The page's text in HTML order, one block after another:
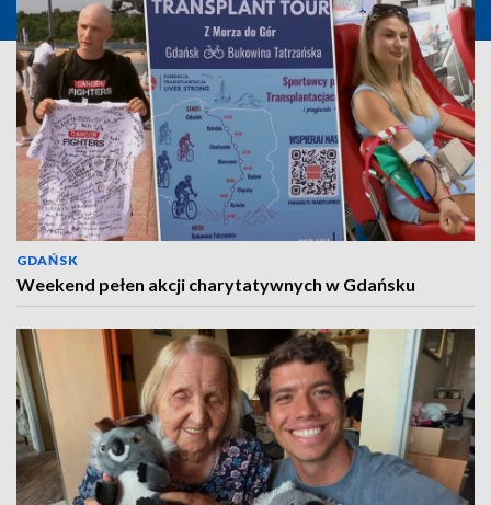
GDAŃSK
Weekend pełen akcji charytatywnych w Gdańsku